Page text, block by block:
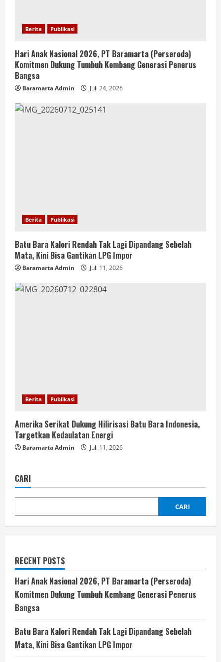
Berita Publikasi
Hari Anak Nasional 2026, PT Baramarta (Perseroda)
Komitmen Dukung Tumbuh Kembang Generasi Penerus
Bangsa
Baramarta Admin Juli 24, 2026
Berita Publikasi
Batu Bara Kalori Rendah Tak Lagi Dipandang Sebelah
Mata, Kini Bisa Gantikan LPG Impor
Baramarta Admin Juli 11, 2026
Berita Publikasi
Amerika Serikat Dukung Hilirisasi Batu Bara Indonesia,
Targetkan Kedaulatan Energi
Baramarta Admin Juli 11, 2026
CARI
CARI
RECENT POSTS
Hari Anak Nasional 2026, PT Baramarta (Perseroda)
Komitmen Dukung Tumbuh Kembang Generasi Penerus
Bangsa
Batu Bara Kalori Rendah Tak Lagi Dipandang Sebelah
Mata, Kini Bisa Gantikan LPG Impor